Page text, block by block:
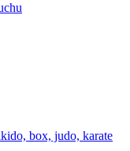
box, judo, karate